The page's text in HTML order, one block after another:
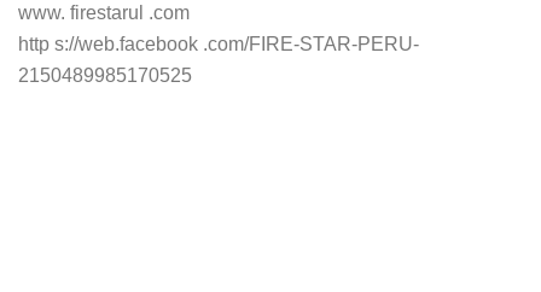
www. firestarul .com
http s://web.facebook .com/FIRE-STAR-PERU-
2150489985170525